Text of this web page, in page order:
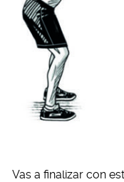
Vas a finalizar con